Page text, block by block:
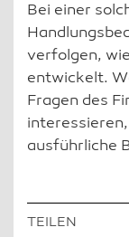
Bei einer
verfolgen,
entwickelt.
Fragen des
ausführliche